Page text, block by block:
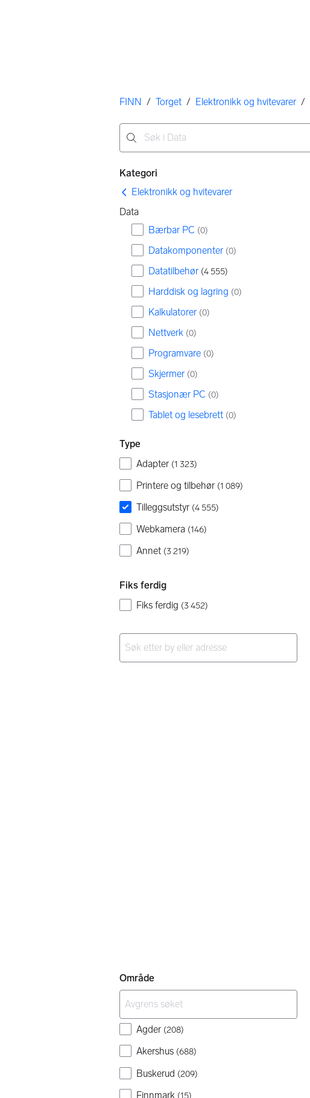
Her er du
FINN / Torget / Elektronikk og hvitevarer /
Filtre
Kategori
Elektronikk og hvitevarer
Data
Bærbar PC (0)
Datakomponenter (0)
Datatilbehør (4 555)
Harddisk og lagring (0)
Kalkulatorer (0)
Nettverk (0)
Programvare (0)
Skjermer (0)
Stasjonær PC (0)
Tablet og lesebrett (0)
Type
Adapter (1 323)
Printere og tilbehør (1 089)
Tilleggsutstyr (4 555)
Webkamera (146)
Annet (3 219)
Fiks ferdig
Fiks ferdig (3 452)
Område
Agder (208)
Akershus (688)
Buskerud (209)
Finnmark (15)